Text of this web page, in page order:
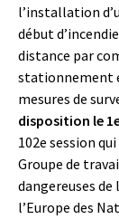
l’installation
début
distance par
stationnement
mesures de
disposition le
102e session
Groupe de
dangereuses
l’Europe des